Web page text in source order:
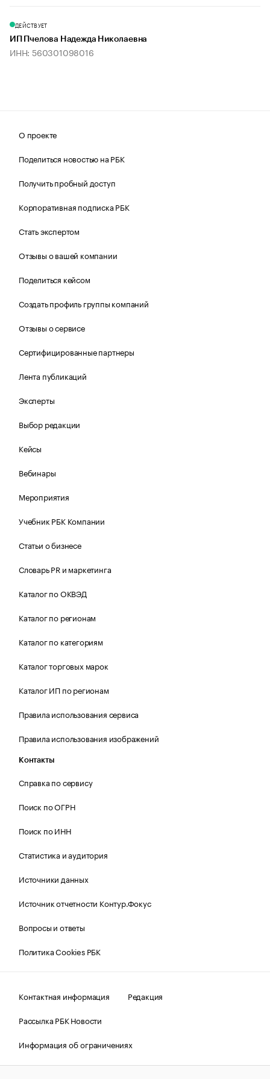
ДЕЙСТВУЕТ
ИП Пчелова Надежда Николаевна
ИНН: 560301098016
О проекте
Поделиться новостью на РБК
Получить пробный доступ
Корпоративная подписка РБК
Стать экспертом
Отзывы о вашей компании
Поделиться кейсом
Создать профиль группы компаний
Отзывы о сервисе
Сертифицированные партнеры
Лента публикаций
Эксперты
Выбор редакции
Кейсы
Вебинары
Мероприятия
Учебник РБК Компании
Статьи о бизнесе
Словарь PR и маркетинга
Каталог по ОКВЭД
Каталог по регионам
Каталог по категориям
Каталог торговых марок
Каталог ИП по регионам
Правила использования сервиса
Правила использования изображений
Контакты
Справка по сервису
Поиск по ОГРН
Поиск по ИНН
Статистика и аудитория
Источники данных
Источник отчетности Контур.Фокус
Вопросы и ответы
Политика Cookies РБК
Контактная информация
Редакция
Рассылка РБК Новости
Информация об ограничениях
Правовая информация
О соблюдении авторских прав